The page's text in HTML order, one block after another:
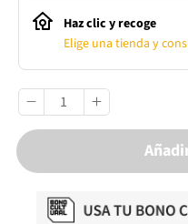
Haz clic y recoge
Elige una tienda y